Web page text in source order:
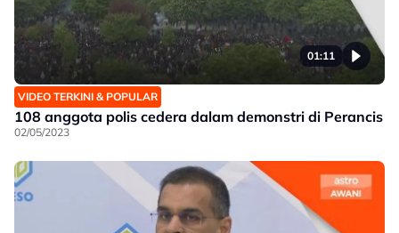
01:11
VIDEO TERKINI & POPULAR
108 anggota polis cedera dalam demonstri di Perancis
02/05/2023